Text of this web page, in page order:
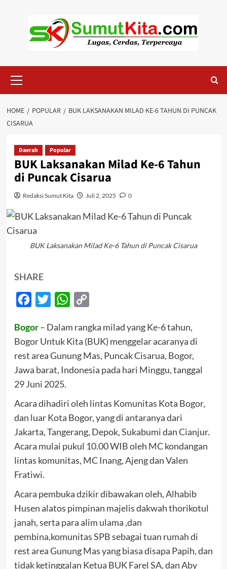
Menu
HOME POPULAR
BUK LAKSANAKAN MILAD KE-6 TAHUN DI PUNCAK
CISARUA
Daerah Popular
BUK Laksanakan Milad Ke-6 Tahun
di Puncak Cisarua
Redaksi Sumut Kita Juli 2, 2025 0
BUK Laksanakan Milad Ke-6 Tahun di Puncak Cisarua
SHARE
Facebook
Twitter WhatsApp
Bogor– Dalam rangka milad yang Ke-6 tahun,
Bogor Untuk Kita (BUK) menggelar acaranya di
rest area Gunung Mas, Puncak Cisarua, Bogor,
Jawa barat, Indonesia pada hari Minggu, tanggal
29 Juni 2025.
Acara dihadiri oleh lintas Komunitas Kota Bogor,
dan luar Kota Bogor, yang di antaranya dari
Jakarta, Tangerang, Depok, Sukabumi dan Cianjur.
Acara mulai pukul 10.00 WIB oleh MC kondangan
lintas komunitas, MC Inang, Ajeng dan Valen
Fratiwi.
Acara pembuka dzikir dibawakan oleh, Alhabib
Husen alatos pimpinan majelis dakwah thorikotul
janah, serta para alim ulama ,dan
pembina,komunitas SPB sebagai tuan rumah di
rest area Gunung Mas yang biasa disapa Papih, dan
tidak ketinggalan Ketua BUK Farel SA, dan Aby